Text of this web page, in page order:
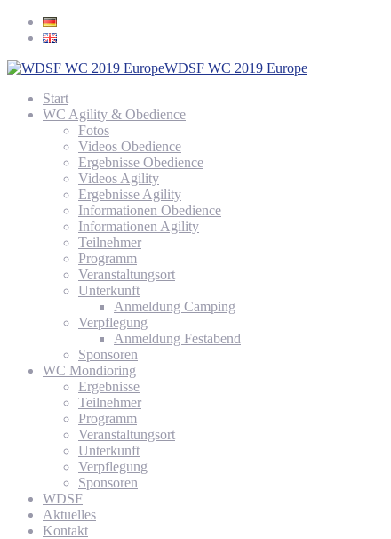
WDSF WC 2019 Europe
Start
WC Agility & Obedience
Fotos
Videos Obedience
Ergebnisse Obedience
Videos Agility
Ergebnisse Agility
Informationen Obedience
Informationen Agility
Teilnehmer
Programm
Veranstaltungsort
Unterkunft
Anmeldung Camping
Verpflegung
Anmeldung Festabend
Sponsoren
WC Mondioring
Ergebnisse
Teilnehmer
Programm
Veranstaltungsort
Unterkunft
Verpflegung
Sponsoren
WDSF
Aktuelles
Kontakt